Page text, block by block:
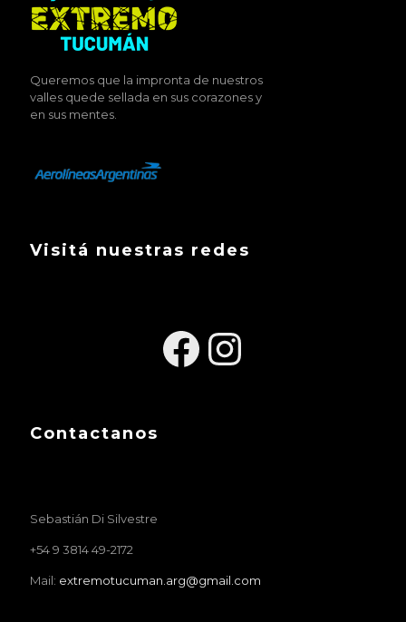
Queremos que la impronta de nuestros
valles quede sellada en sus corazones y
en sus mentes.
Visitá nuestras redes
Facebook
Contactanos
Sebastián Di Silvestre
+54 9 3814 49-2172
Mail: extremotucuman.arg@gmail.com